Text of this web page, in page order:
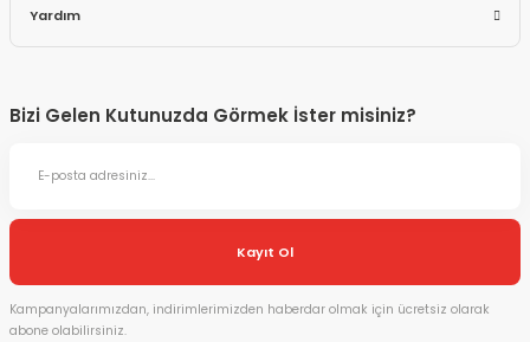
Yardım
Bizi Gelen Kutunuzda Görmek İster misiniz?
Kayıt Ol
Kampanyalarımızdan, indirimlerimizden haberdar olmak için ücretsiz olarak
abone olabilirsiniz.